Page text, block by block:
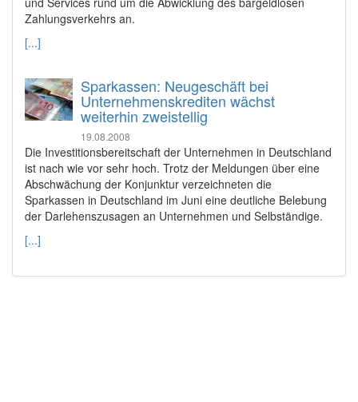
Zahlungsverkehrs an.
[...]
Sparkassen: Neugeschäft bei
Unternehmenskrediten wächst
weiterhin zweistellig
19.08.2008
Die Investitionsbereitschaft der Unternehmen in Deutschland
ist nach wie vor sehr hoch. Trotz der Meldungen über eine
Abschwächung der Konjunktur verzeichneten die
Sparkassen in Deutschland im Juni eine deutliche Belebung
der Darlehenszusagen an Unternehmen und Selbständige.
[...]